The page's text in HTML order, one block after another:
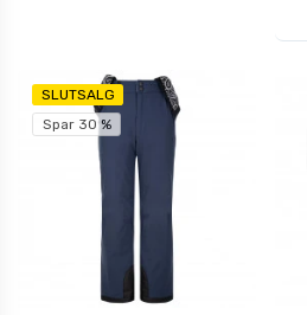
SLUTSALG
Spar 30 %